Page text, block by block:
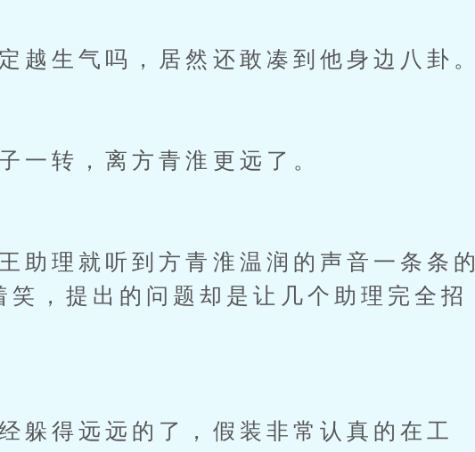
生气吗，居然还敢凑到他身边八卦。
转，离方青淮更远了。
理就听到方青淮温润的声音一条条的
，提出的问题却是让几个助理完全招
得远远的了，假装非常认真的在工